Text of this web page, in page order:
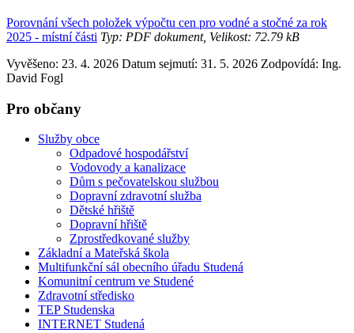
Porovnání všech položek výpočtu cen pro vodné a stočné za rok
2025 - místní části Typ: PDF dokument, Velikost: 72.79 kB
Vyvěšeno: 23. 4. 2026 Datum sejmutí: 31. 5. 2026 Zodpovídá: Ing.
David Fogl
Pro občany
Služby obce
Odpadové hospodářství
Vodovody a kanalizace
Dům s pečovatelskou službou
Dopravní zdravotní služba
Dětské hřiště
Dopravní hřiště
Zprostředkované služby
Základní a Mateřská škola
Multifunkční sál obecního úřadu Studená
Komunitní centrum ve Studené
Zdravotní středisko
TEP Studenska
INTERNET Studená